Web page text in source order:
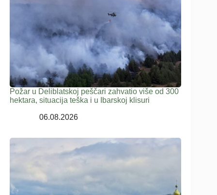
Požar u Deliblatskoj peščari zahvatio više od 300
hektara, situacija teška i u Ibarskoj klisuri
06.08.2026